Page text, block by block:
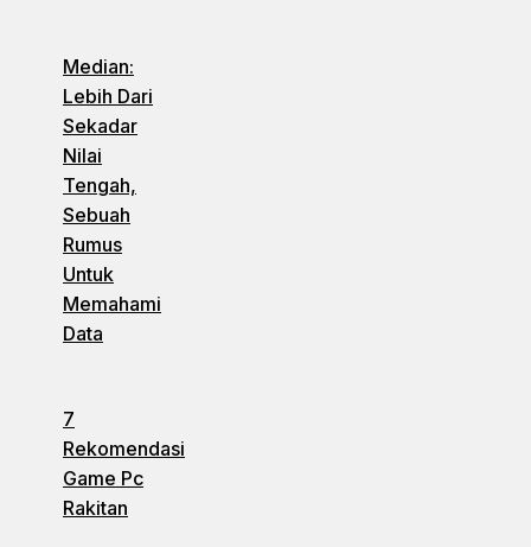
Median:
Lebih Dari
Sekadar
Nilai
Tengah,
Sebuah
Rumus
Untuk
Memahami
Data
7
Rekomendasi
Game Pc
Rakitan